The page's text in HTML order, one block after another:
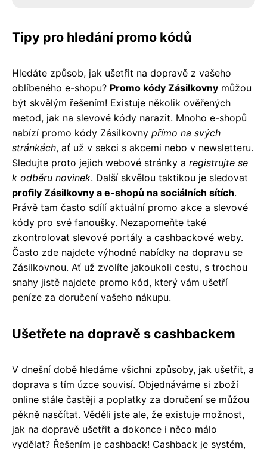
Tipy pro hledání promo kódů
Hledáte způsob, jak ušetřit na dopravě z vašeho
oblíbeného e-shopu? Promo kódy Zásilkovny můžou
být skvělým řešením! Existuje několik ověřených
metod, jak na slevové kódy narazit. Mnoho e-shopů
nabízí promo kódy Zásilkovny přímo na svých
stránkách, ať už v sekci s akcemi nebo v newsletteru.
Sledujte proto jejich webové stránky a registrujte se
k odběru novinek. Další skvělou taktikou je sledovat
profily Zásilkovny a e-shopů na sociálních sítích.
Právě tam často sdílí aktuální promo akce a slevové
kódy pro své fanoušky. Nezapomeňte také
zkontrolovat slevové portály a cashbackové weby.
Často zde najdete výhodné nabídky na dopravu se
Zásilkovnou. Ať už zvolíte jakoukoli cestu, s trochou
snahy jistě najdete promo kód, který vám ušetří
peníze za doručení vašeho nákupu.
Ušetřete na dopravě s cashbackem
V dnešní době hledáme všichni způsoby, jak ušetřit, a
doprava s tím úzce souvisí. Objednáváme si zboží
online stále častěji a poplatky za doručení se můžou
pěkně nasčítat. Věděli jste ale, že existuje možnost,
jak na dopravě ušetřit a dokonce i něco málo
vydělat? Řešením je cashback! Cashback je systém,